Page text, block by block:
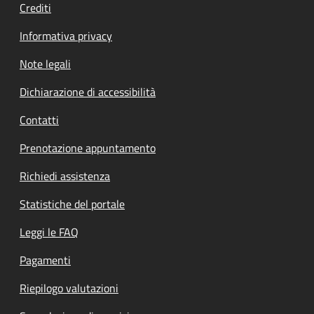
Crediti
Informativa privacy
Note legali
Dichiarazione di accessibilità
Contatti
Prenotazione appuntamento
Richiedi assistenza
Statistiche del portale
Leggi le FAQ
Pagamenti
Riepilogo valutazioni